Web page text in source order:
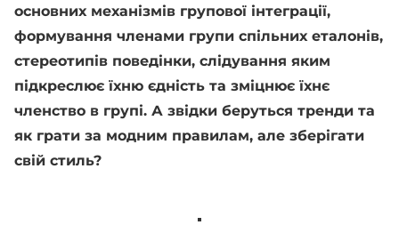
основних механізмів групової інтеграції,
формування членами групи спільних еталонів,
стереотипів поведінки, слідування яким
підкреслює їхню єдність та зміцнює їхнє
членство в групі. А звідки беруться тренди та
як грати за модним правилам, але зберігати
свій стиль?